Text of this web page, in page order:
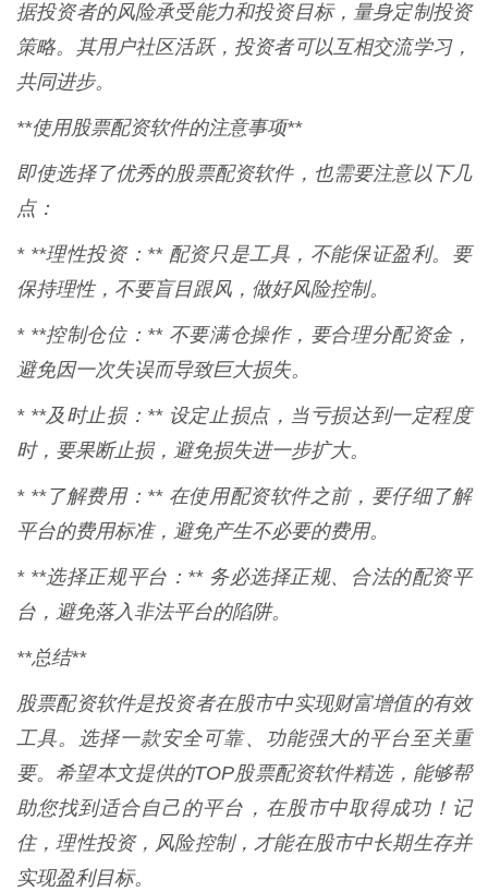
据投资者的风险承受能力和投资目标，量身定制投资
策略。其用户社区活跃，投资者可以互相交流学习，
共同进步。
**使用股票配资软件的注意事项**
即使选择了优秀的股票配资软件，也需要注意以下几
点：
* **理性投资：** 配资只是工具，不能保证盈利。要
保持理性，不要盲目跟风，做好风险控制。
* **控制仓位：** 不要满仓操作，要合理分配资金，
避免因一次失误而导致巨大损失。
* **及时止损：** 设定止损点，当亏损达到一定程度
时，要果断止损，避免损失进一步扩大。
* **了解费用：** 在使用配资软件之前，要仔细了解
平台的费用标准，避免产生不必要的费用。
* **选择正规平台：** 务必选择正规、合法的配资平
台，避免落入非法平台的陷阱。
**总结**
股票配资软件是投资者在股市中实现财富增值的有效
工具。选择一款安全可靠、功能强大的平台至关重
要。希望本文提供的TOP股票配资软件精选，能够帮
助您找到适合自己的平台，在股市中取得成功！记
住，理性投资，风险控制，才能在股市中长期生存并
实现盈利目标。